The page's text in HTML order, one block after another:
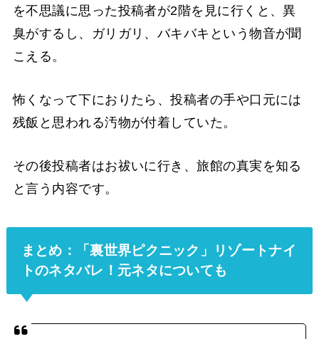
を不思議に思った投稿者が2階を見に行くと、異
臭がするし、ガリガリ、バキバキという物音が聞
こえる。
怖くなって下におりたら、投稿者の手や口元には
残飯と思われる汚物が付着していた。
その後投稿者はお祓いに行き、旅館の真実を知る
と言う内容です。
まとめ：「裏世界ピクニック」リゾートナイ
トのネタバレ！元ネタについても